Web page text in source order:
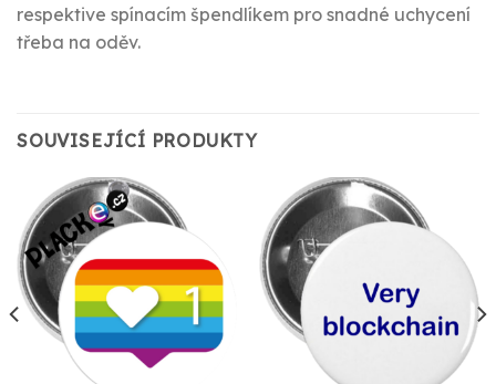
respektive spínacím špendlíkem pro snadné uchycení
třeba na oděv.
SOUVISEJÍCÍ PRODUKTY